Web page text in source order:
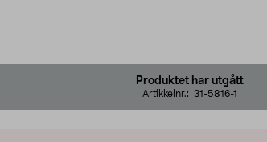
Produktet har utgått
Artikkelnr.: 31-5816-1